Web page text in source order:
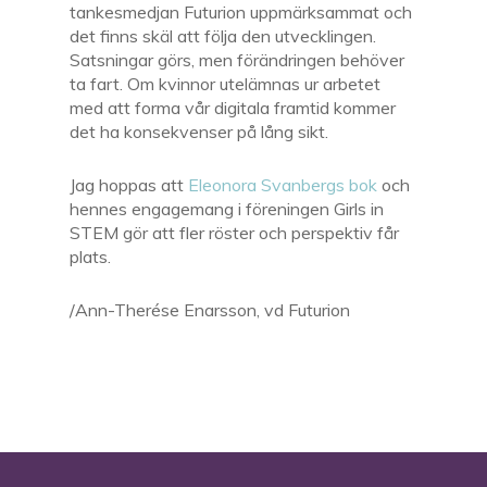
tankesmedjan Futurion uppmärksammat och
det finns skäl att följa den utvecklingen.
Satsningar görs, men förändringen behöver
ta fart. Om kvinnor utelämnas ur arbetet
med att forma vår digitala framtid kommer
det ha konsekvenser på lång sikt.
Jag hoppas att Eleonora Svanbergs bok och
hennes engagemang i föreningen Girls in
STEM gör att fler röster och perspektiv får
plats.
/Ann-Therése Enarsson, vd Futurion